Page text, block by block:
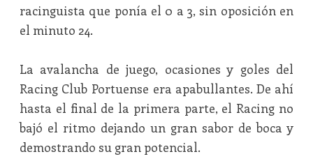
racinguista que ponía el 0 a 3, sin oposición en
el minuto 24.
La avalancha de juego, ocasiones y goles del
Racing Club Portuense era apabullantes. De ahí
hasta el final de la primera parte, el Racing no
bajó el ritmo dejando un gran sabor de boca y
demostrando su gran potencial.